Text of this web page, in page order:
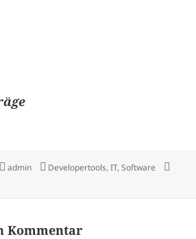
Autor
admin Kategorien
Developertools,IT,Software
Kommentar